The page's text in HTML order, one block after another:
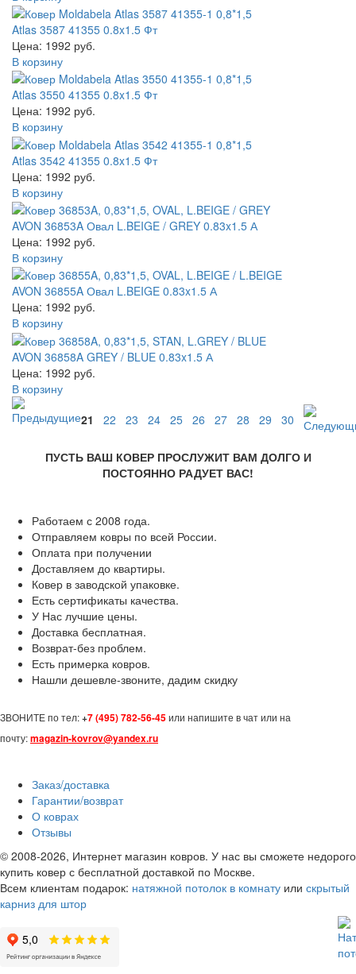
Atlas 3587 41355 0.8x1.5 Фт
Цена: 1992 руб.
В корзину
Atlas 3550 41355 0.8x1.5 Фт
Цена: 1992 руб.
В корзину
Atlas 3542 41355 0.8x1.5 Фт
Цена: 1992 руб.
В корзину
AVON 36853A Овал L.BEIGE / GREY 0.83x1.5 А
Цена: 1992 руб.
В корзину
AVON 36855A Овал L.BEIGE 0.83x1.5 А
Цена: 1992 руб.
В корзину
AVON 36858A GREY / BLUE 0.83x1.5 А
Цена: 1992 руб.
В корзину
21
22 23 24 25 26 27 28 29 30
ПУСТЬ ВАШ КОВЕР ПРОСЛУЖИТ ВАМ ДОЛГО И
ПОСТОЯННО РАДУЕТ ВАС!
Работаем с 2008 года.
Отправляем ковры по всей России.
Оплата при получении
Доставляем до квартиры.
Ковер в заводской упаковке.
Есть сертификаты качества.
У Нас лучшие цены.
Доставка бесплатная.
Возврат-без проблем.
Есть примерка ковров.
Нашли дешевле-звоните, дадим скидку
ЗВОНИТЕ по тел:+7 (495) 782-56-45или напишите в чат или на
почту:magazin-kovrov@yandex.ru
Заказ/доставка
Гарантии/возврат
О коврах
Отзывы
© 2008-2026, Интернет магазин ковров. У нас вы сможете недорого
купить ковер с бесплатной доставкой по Москве.
Всем клиентам подарок: натяжной потолок в комнату или скрытый
карниз для штор